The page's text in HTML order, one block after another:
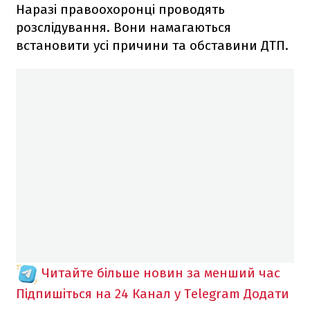
Наразі правоохоронці проводять
розслідування. Вони намагаються
встановити усі причини та обставини ДТП.
Читайте більше новин за менший час
Підпишіться на 24 Канал у Telegram Додати